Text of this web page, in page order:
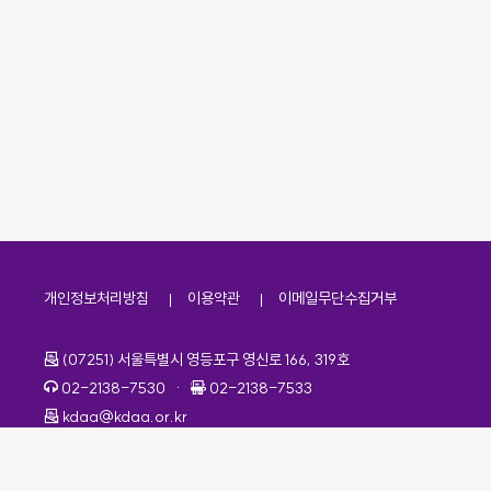
개인정보처리방침 이용약관 이메일무단수집거부
주소
(07251) 서울특별시 영등포구 영신로 166, 319호
전화번호
02-2138-7530 · 팩스번호
02-2138-7533
이메일
kdaa@kdaa.or.kr